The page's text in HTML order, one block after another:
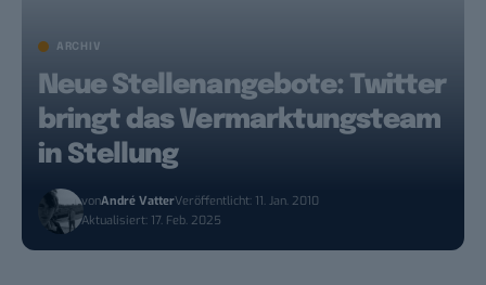
ARCHIV
Neue Stellenangebote: Twitter
bringt das Vermarktungsteam
in Stellung
vonAndré VatterVeröffentlicht: 11. Jan. 2010
Aktualisiert: 17. Feb. 2025